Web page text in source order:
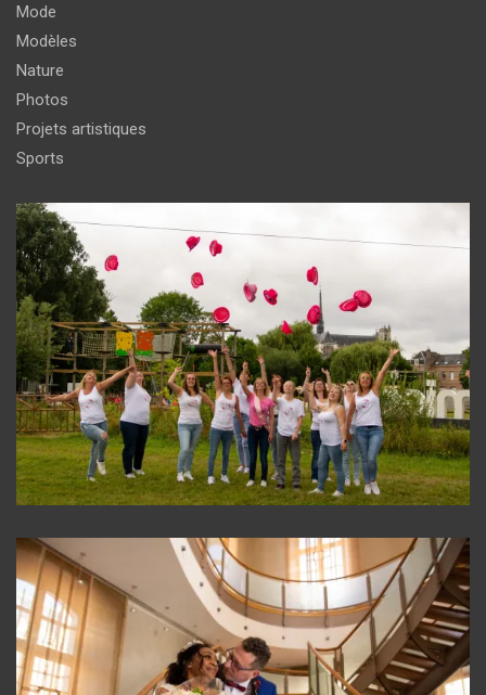
Mode
Modèles
Nature
Photos
Projets artistiques
Sports